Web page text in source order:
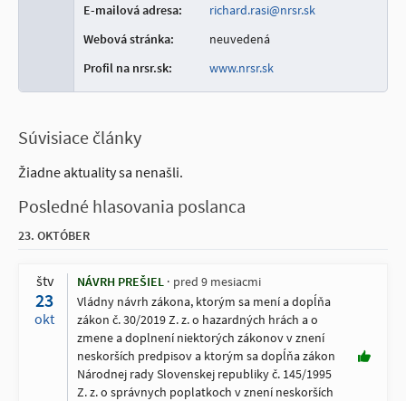
E-mailová adresa:
richard.rasi@nrsr.sk
Webová stránka:
neuvedená
Profil na nrsr.sk:
www.nrsr.sk
Súvisiace články
Žiadne aktuality sa nenašli.
Posledné hlasovania poslanca
23. OKTÓBER
štv
23
okt
NÁVRH PREŠIEL
pred 9 mesiacmi
Vládny návrh zákona, ktorým sa mení a dopĺňa
zákon č. 30/2019 Z. z. o hazardných hrách a o
zmene a doplnení niektorých zákonov v znení
neskorších predpisov a ktorým sa dopĺňa zákon
Národnej rady Slovenskej republiky č. 145/1995
Z. z. o správnych poplatkoch v znení neskorších